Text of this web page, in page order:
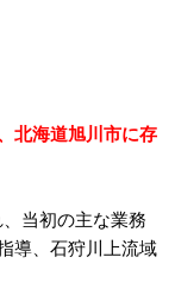
北海道旭川市に存
当初の主な業務
導、石狩川上流域